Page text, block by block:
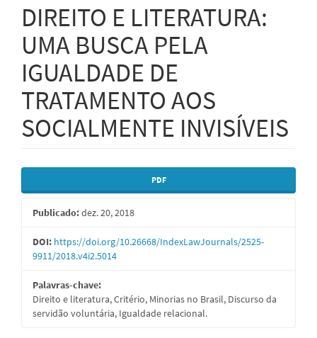
DIREITO E LITERATURA:
UMA BUSCA PELA
IGUALDADE DE
TRATAMENTO AOS
SOCIALMENTE INVISÍVEIS
Barra
lateral
de
artigos
PDF
Publicado:dez. 20, 2018
DOI: https://doi.org/10.26668/IndexLawJournals/2525-
9911/2018.v4i2.5014
Palavras-chave:
Direito e literatura, Critério, Minorias no Brasil, Discurso da
servidão voluntária, Igualdade relacional.